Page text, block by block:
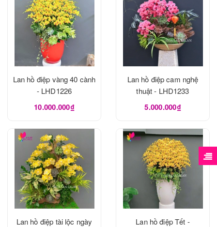
Lan hồ điệp vàng 40 cành
- LHD1226
10.000.000₫
Lan hồ điệp cam nghệ
thuật - LHD1233
5.000.000₫
Lan hồ điệp tài lộc ngày
Lan hồ điệp Tết -